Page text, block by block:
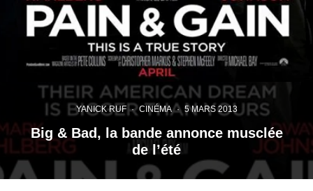
YANICK RUF · CINÉMA · 5 MARS 2013
Big & Bad, la bande annonce musclée
de l’été